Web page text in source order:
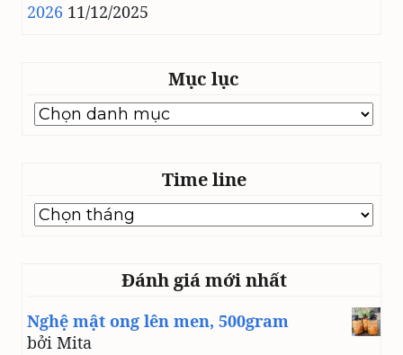
2026 11/12/2025
Mục lục
Mục
lục
Time line
Time
line
Đánh giá mới nhất
Nghệ mật ong lên men, 500gram
bởi Mita